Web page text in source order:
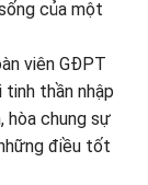
của một
viên GĐPT
thần nhập
hòa chung sự
điều tốt